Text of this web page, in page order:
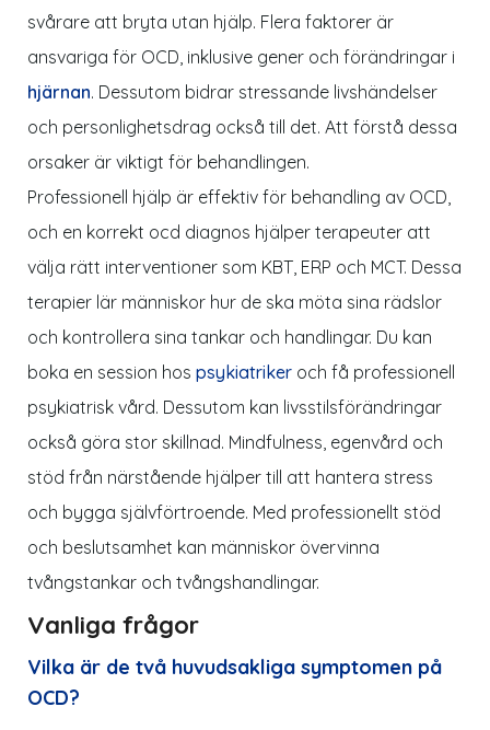
svårare att bryta utan hjälp. Flera faktorer är
ansvariga för OCD, inklusive gener och förändringar i
hjärnan. Dessutom bidrar stressande livshändelser
och personlighetsdrag också till det. Att förstå dessa
orsaker är viktigt för behandlingen.
Professionell hjälp är effektiv för behandling av OCD,
och en korrekt ocd diagnos hjälper terapeuter att
välja rätt interventioner som KBT, ERP och MCT. Dessa
terapier lär människor hur de ska möta sina rädslor
och kontrollera sina tankar och handlingar. Du kan
boka en session hos psykiatriker och få professionell
psykiatrisk vård. Dessutom kan livsstilsförändringar
också göra stor skillnad. Mindfulness, egenvård och
stöd från närstående hjälper till att hantera stress
och bygga självförtroende. Med professionellt stöd
och beslutsamhet kan människor övervinna
tvångstankar och tvångshandlingar.
Vanliga frågor
Vilka är de två huvudsakliga symptomen på
OCD?